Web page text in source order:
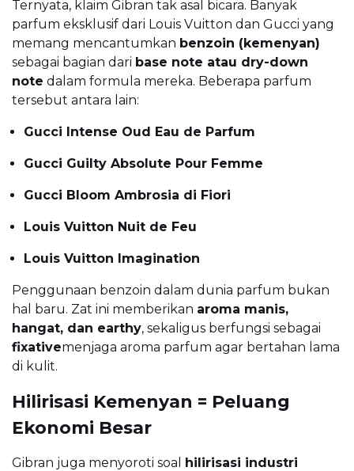
Ternyata, klaim Gibran tak asal bicara. Banyak
parfum eksklusif dari Louis Vuitton dan Gucci yang
memang mencantumkan benzoin (kemenyan)
sebagai bagian dari base note atau dry-down
note dalam formula mereka. Beberapa parfum
tersebut antara lain:
Gucci Intense Oud Eau de Parfum
Gucci Guilty Absolute Pour Femme
Gucci Bloom Ambrosia di Fiori
Louis Vuitton Nuit de Feu
Louis Vuitton Imagination
Penggunaan benzoin dalam dunia parfum bukan
hal baru. Zat ini memberikan aroma manis,
hangat, dan earthy, sekaligus berfungsi sebagai
fixativemenjaga aroma parfum agar bertahan lama
di kulit.
Hilirisasi Kemenyan = Peluang
Ekonomi Besar
Gibran juga menyoroti soal hilirisasi industri